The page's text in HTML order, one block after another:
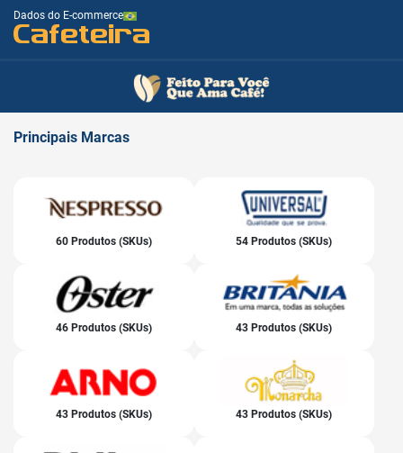
Dados do E-commerce
Cafeteira
Principais Marcas
60 Produtos (SKUs) 54 Produtos (SKUs)
46 Produtos (SKUs) 43 Produtos (SKUs)
43 Produtos (SKUs) 43 Produtos (SKUs)